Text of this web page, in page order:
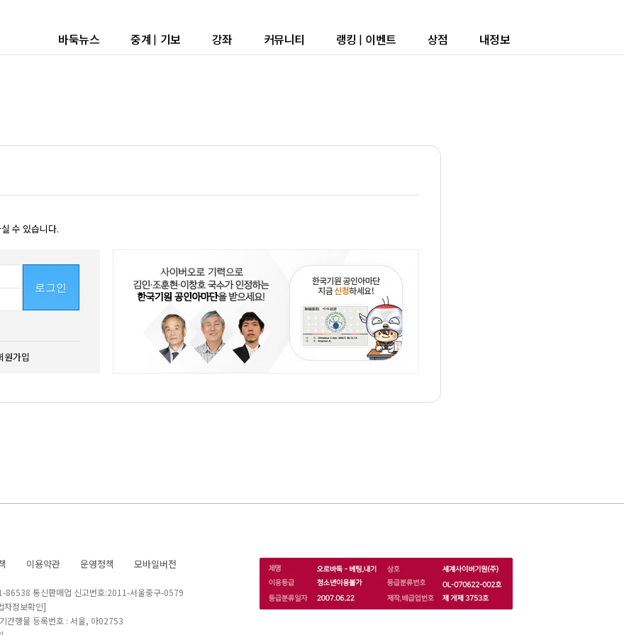
바둑뉴스 중계 | 기보 강좌 커뮤니티 랭킹 | 이벤트 상점 내정보
수 있습니다.
로그인
원가입
이용약관 운영정책 모바일버전
86538 통신판매업 신고번호:2011-서울중구-0579
자정보확인]
간행물 등록번호 : 서울, 아02753